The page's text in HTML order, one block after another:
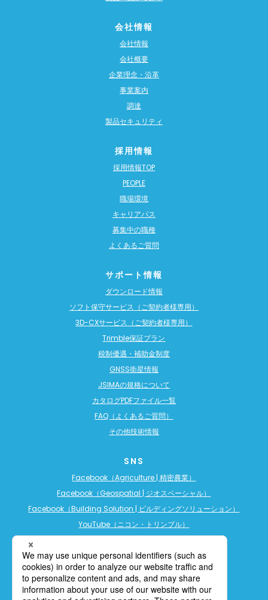
会社情報
会社情報
会社概要
企業理念・沿革
事業案内
調達
製品セキュリティ
採用情報
採用情報TOP
PEOPLE
職場環境
キャリアパス
募集中の職種
よくあるご質問
サポート情報
ダウンロード情報
ソフト保守サービス（ご契約者様専用）
3D-CXサービス（ご契約者様専用）
Trimble保証プラン
税制優遇・補助金制度
GNSS衛星情報
JSIMAの規格について
カタログPDFファイル一覧
FAQ（よくあるご質問）
その他技術情報
SNS
Facebook（Agriculture | 精密農業）
Facebook（Geospatial | ジオスペーシャル）
Facebook（Building Solution | ビルディングソリューション）
YouTube（ニコン・トリンブル）
YouTube（ビルディングソリューション）
LINE公式アカウント（精密農業）